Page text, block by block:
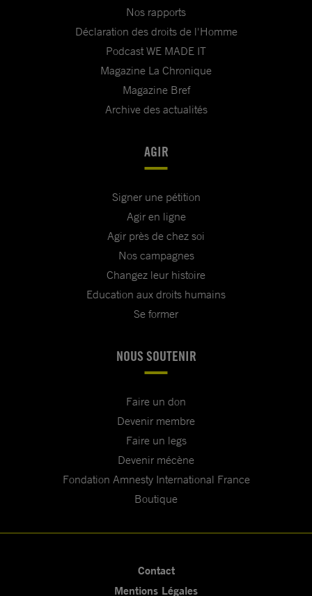
Nos rapports
Déclaration des droits de l'Homme
Podcast WE MADE IT
Magazine La Chronique
Magazine Bref
Archive des actualités
AGIR
Signer une pétition
Agir en ligne
Agir près de chez soi
Nos campagnes
Changez leur histoire
Education aux droits humains
Se former
NOUS SOUTENIR
Faire un don
Devenir membre
Faire un legs
Devenir mécène
Fondation Amnesty International France
Boutique
Contact
Mentions Légales